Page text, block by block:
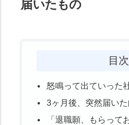
届いたもの
目次
怒鳴って出ていった
3ヶ月後、突然届い
「退職願、もらって